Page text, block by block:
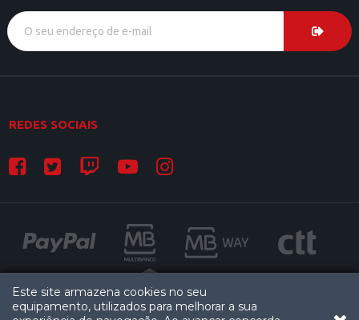
REDES SOCIAIS
Este site armazena cookies no seu
equipamento, utilizados para melhorar a sua